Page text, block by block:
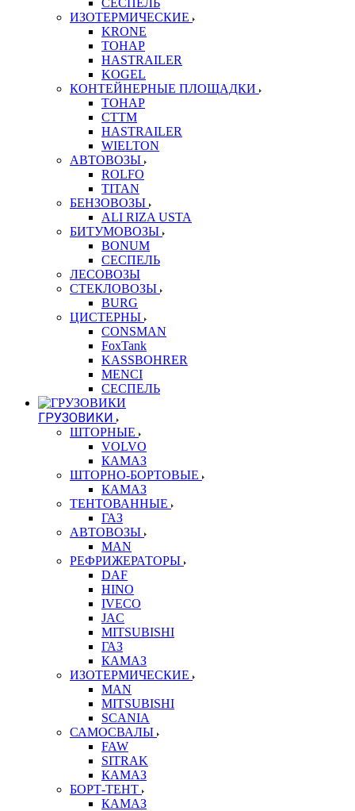
СЕСПЕЛЬ
ИЗОТЕРМИЧЕСКИЕ
KRONE
ТОНАР
HASTRAILER
KOGEL
КОНТЕЙНЕРНЫЕ ПЛОЩАДКИ
ТОНАР
CTTM
HASTRAILER
WIELTON
АВТОВОЗЫ
ROLFO
TITAN
БЕНЗОВОЗЫ
ALI RIZA USTA
БИТУМОВОЗЫ
BONUM
СЕСПЕЛЬ
ЛЕСОВОЗЫ
СТЕКЛОВОЗЫ
BURG
ЦИСТЕРНЫ
CONSMAN
FoxTank
KASSBOHRER
MENCI
СЕСПЕЛЬ
ГРУЗОВИКИ
ШТОРНЫЕ
VOLVO
КАМАЗ
ШТОРНО-БОРТОВЫЕ
КАМАЗ
ТЕНТОВАННЫЕ
ГАЗ
АВТОВОЗЫ
MAN
РЕФРИЖЕРАТОРЫ
DAF
HINO
IVECO
JAC
MITSUBISHI
ГАЗ
КАМАЗ
ИЗОТЕРМИЧЕСКИЕ
MAN
MITSUBISHI
SCANIA
САМОСВАЛЫ
FAW
SITRAK
КАМАЗ
БОРТ-ТЕНТ
КАМАЗ